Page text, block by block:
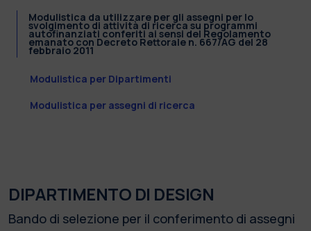
Modulistica da utilizzare per gli assegni per lo
svolgimento di attività di ricerca su programmi
autofinanziati conferiti ai sensi del Regolamento
emanato con Decreto Rettorale n. 667/AG del 28
febbraio 2011
Modulistica per Dipartimenti
Modulistica per assegni di ricerca
DIPARTIMENTO DI DESIGN
Bando di selezione per il conferimento di assegni